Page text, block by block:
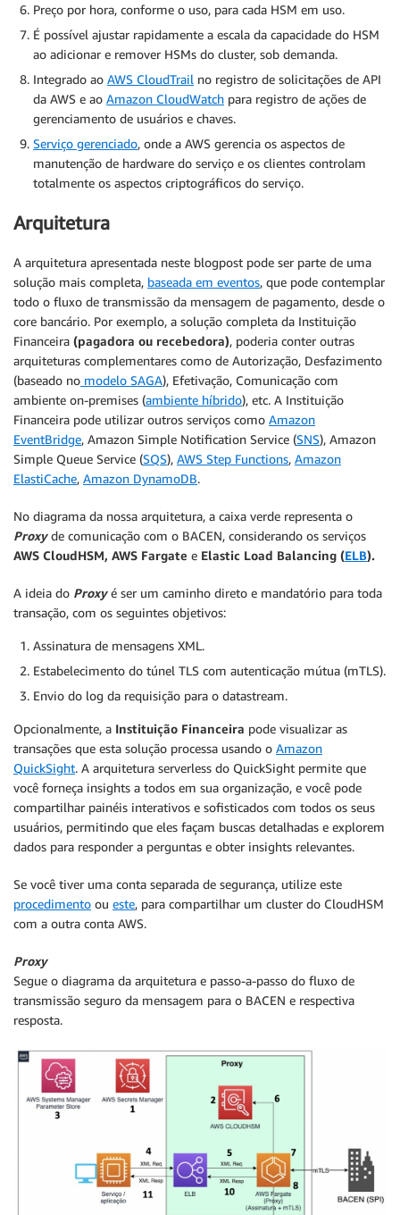
Preço por hora, conforme o uso, para cada HSM em uso.
É possível ajustar rapidamente a escala da capacidade do HSM
ao adicionar e remover HSMs do cluster, sob demanda.
Integrado ao AWS CloudTrail no registro de solicitações de API
da AWS e ao Amazon CloudWatch para registro de ações de
gerenciamento de usuários e chaves.
Serviço gerenciado, onde a AWS gerencia os aspectos de
manutenção de hardware do serviço e os clientes controlam
totalmente os aspectos criptográficos do serviço.
Arquitetura
A arquitetura apresentada neste blogpost pode ser parte de uma
solução mais completa, baseada em eventos, que pode contemplar
todo o fluxo de transmissão da mensagem de pagamento, desde o
core bancário. Por exemplo, a solução completa da Instituição
Financeira (pagadora ou recebedora), poderia conter outras
arquiteturas complementares como de Autorização, Desfazimento
(baseado no modelo SAGA), Efetivação, Comunicação com
ambiente on-premises (ambiente híbrido), etc. A Instituição
Financeira pode utilizar outros serviços como Amazon
EventBridge, Amazon Simple Notification Service (SNS), Amazon
Simple Queue Service (SQS), AWS Step Functions, Amazon
ElastiCache, Amazon DynamoDB.
No diagrama da nossa arquitetura, a caixa verde representa o
Proxyde comunicação com o BACEN, considerando os serviços
AWS CloudHSM, AWS Fargate e Elastic Load Balancing (ELB).
A ideia do Proxyé ser um caminho direto e mandatório para toda
transação, com os seguintes objetivos:
Assinatura de mensagens XML.
Estabelecimento do túnel TLS com autenticação mútua (mTLS).
Envio do log da requisição para o datastream.
Opcionalmente, a Instituição Financeira pode visualizar as
transações que esta solução processa usando o Amazon
QuickSight. A arquitetura serverless do QuickSight permite que
você forneça insights a todos em sua organização, e você pode
compartilhar painéis interativos e sofisticados com todos os seus
usuários, permitindo que eles façam buscas detalhadas e explorem
dados para responder a perguntas e obter insights relevantes.
Se você tiver uma conta separada de segurança, utilize este
procedimento ou este, para compartilhar um cluster do CloudHSM
com a outra conta AWS.
Proxy
Segue o diagrama da arquitetura e passo-a-passo do fluxo de
transmissão seguro da mensagem para o BACEN e respectiva
resposta.